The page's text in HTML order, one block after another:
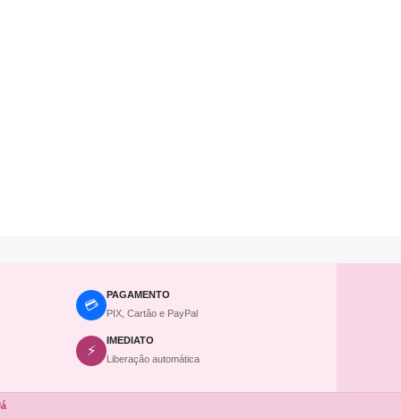
💳
PAGAMENTO
PIX, Cartão e PayPal
⚡
IMEDIATO
Liberação automática